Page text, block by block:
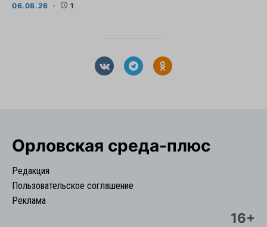
06.08.26 1
Орловская cреда-плюс
Редакция
Пользовательское соглашение
Реклама
16+